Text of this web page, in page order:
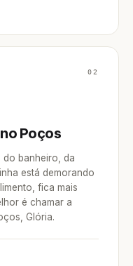
02
Poços
banheiro, da
está demorando
fica mais
é chamar a
Glória.